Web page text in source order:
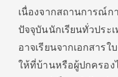
เนื่องจากสถานการณ์ก
ปัจจุบันนักเรียนทั่วประ
อาจเรียนจากเอกสาร
ให้ที่บ้านหรือผู้ปกครอง